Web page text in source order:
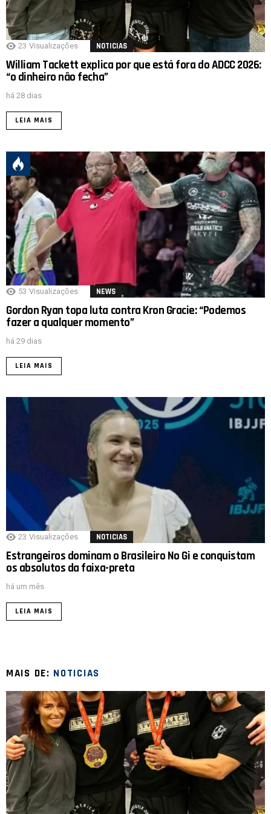
23 Visualizações NOTICIAS
William Tackett explica por que está fora do ADCC 2026:
“o dinheiro não fecha”
há 28 dias
LEIA MAIS
53 Visualizações NEWS
Gordon Ryan topa luta contra Kron Gracie: “Podemos
fazer a qualquer momento”
há 29 dias
LEIA MAIS
23 Visualizações NOTICIAS
Estrangeiros dominam o Brasileiro No Gi e conquistam
os absolutos da faixa-preta
há um mês
LEIA MAIS
MAIS DE: NOTICIAS